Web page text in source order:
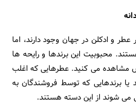
و ادکلن در جهان وجود دارند، اما
محبوبیت این برندها و رایحه ها
مشاهده می کنید. عطرهایی که اغلب
برندهایی که توسط فروشندگان به
می شوند از این دسته هستند.